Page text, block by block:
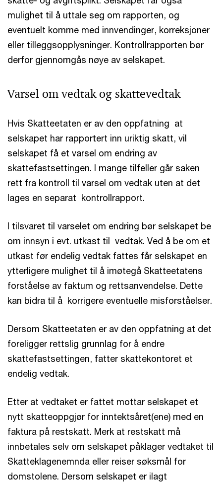
mulighet til å uttale seg om rapporten, og
eventuelt komme med innvendinger, korreksjoner
eller tilleggsopplysninger. Kontrollrapporten bør
derfor gjennomgås nøye av selskapet.
Varsel om vedtak og skattevedtak
Hvis Skatteetaten er av den oppfatning at
selskapet har rapportert inn uriktig skatt, vil
selskapet få et varsel om endring av
skattefastsettingen. I mange tilfeller går saken
rett fra kontroll til varsel om vedtak uten at det
lages en separat kontrollrapport.
I tilsvaret til varselet om endring bør selskapet be
om innsyn i evt. utkast til vedtak. Ved å be om et
utkast før endelig vedtak fattes får selskapet en
ytterligere mulighet til å imøtegå Skatteetatens
forståelse av faktum og rettsanvendelse. Dette
kan bidra til å korrigere eventuelle misforståelser.
Dersom Skatteetaten er av den oppfatning at det
foreligger rettslig grunnlag for å endre
skattefastsettingen, fatter skattekontoret et
endelig vedtak.
Etter at vedtaket er fattet mottar selskapet et
nytt skatteoppgjør for inntektsåret(ene) med en
faktura på restskatt. Merk at restskatt må
innbetales selv om selskapet påklager vedtaket til
Skatteklagenemnda eller reiser søksmål for
domstolene. Dersom selskapet er ilagt